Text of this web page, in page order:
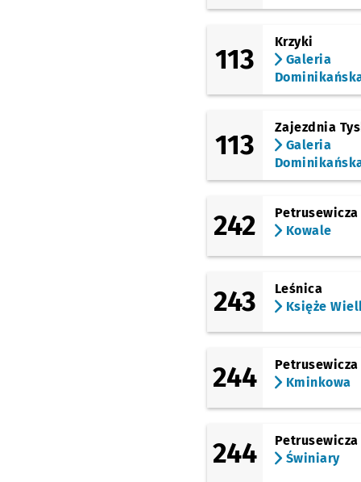
113
Krzyki
Galeria
113
Zajezdnia
Galeria
242
Petrusewicza
Kowale
243
Leśnica
Księże
244
Petrusewicza
Kminkowa
244
Petrusewicza
Świniary